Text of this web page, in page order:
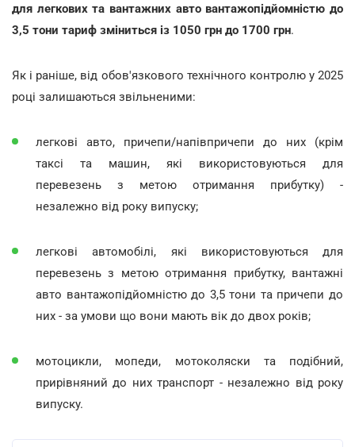
для легкових та вантажних авто вантажопідйомністю до
3,5 тони тариф зміниться із 1050 грн до 1700 грн.
Як і раніше, від обов'язкового технічного контролю у 2025
році залишаються звільненими:
легкові авто, причепи/напівпричепи до них (крім
таксі та машин, які використовуються для
перевезень з метою отримання прибутку) -
незалежно від року випуску;
легкові автомобілі, які використовуються для
перевезень з метою отримання прибутку, вантажні
авто вантажопідйомністю до 3,5 тони та причепи до
них - за умови що вони мають вік до двох років;
мотоцикли, мопеди, мотоколяски та подібний,
прирівняний до них транспорт - незалежно від року
випуску.